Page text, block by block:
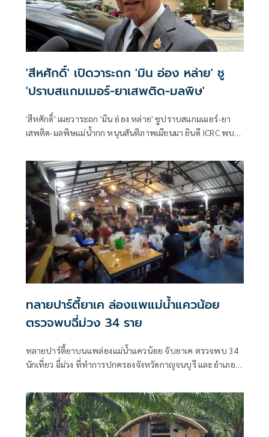
'สีหศักดิ์' เปิดวาระถก 'มิน อ่อง หล่าย' ชู
'ปราบสแกมเมอร์-ยาเสพติด-มลพิษ'
'สีหศักดิ์' เผยวาระถก 'มิน อ่อง หล่าย' ชูปราบสแกมเมอร์-ยา
เสพติด-มลพิษแม่น้ำกก หนุนสันติภาพเมียนมา ยินดี ICRC พบ
ทลายปาร์ตี้ยาเค ล่องแพแม่น้ำแควน้อย
ตรวจพบฉี่ม่วง 34 ราย
ทลายปาร์ตี้ยาบนแพล่องแม่น้ำแควน้อย จับยาเค ตรวจพบ 34
นักเที่ยว ฉี่ม่วง ที่ทำการปกครองจังหวัดกาญจนบุรี และอําเภอ
ยาเสพติด